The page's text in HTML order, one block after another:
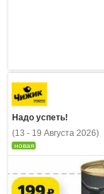
Надо успеть!
(13 - 19 Августа 2026)
новая